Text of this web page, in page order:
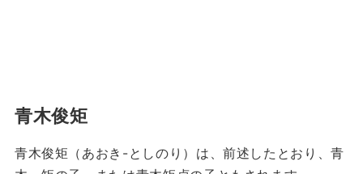
青木俊矩
青木俊矩（あおき-としのり）は、前述したとおり、青